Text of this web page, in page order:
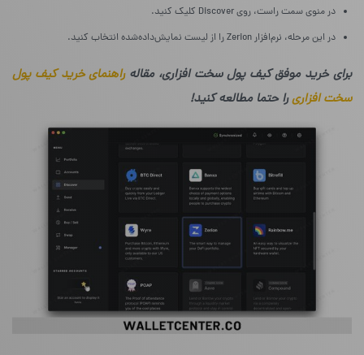
در منوی سمت راست، روی Discover کلیک کنید.
در این مرحله، نرم‌افزار Zerion را از لیست نمایش‌داده‌شده انتخاب کنید.
برای خرید موفق کیف پول سخت افزاری، مقالهراهنمای خرید کیف پول
سخت افزاریرا حتما مطالعه کنید!